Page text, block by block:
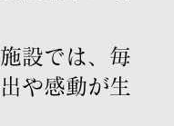
設では、毎
や感動が生